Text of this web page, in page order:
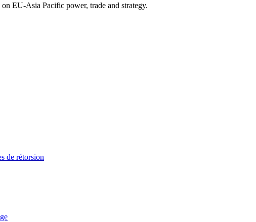
EU-Asia Pacific power, trade and strategy.
de rétorsion